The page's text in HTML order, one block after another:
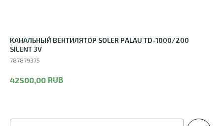
КАНАЛЬНЫЙ ВЕНТИЛЯТОР SOLER PALAU TD-1000/200
SILENT 3V
787879375
42500,00 RUB